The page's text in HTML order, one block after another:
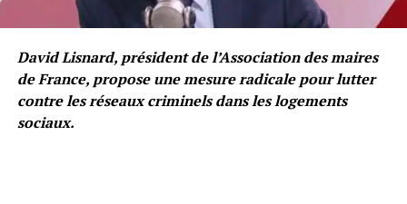
David Lisnard, président de l’Association des maires
de France, propose une mesure radicale pour lutter
contre les réseaux criminels dans les logements
sociaux.